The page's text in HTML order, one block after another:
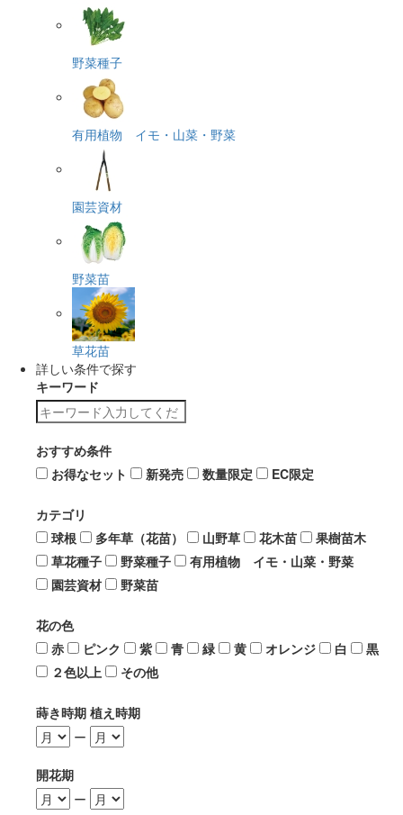
野菜種子
有用植物 イモ・山菜・野菜
園芸資材
野菜苗
草花苗
詳しい条件で探す
キーワード
おすすめ条件
お得なセット
新発売 数量限定 EC限定
カテゴリ
球根
多年草（花苗） 山野草 花木苗
果樹苗木
草花種子
野菜種子
有用植物 イモ・山菜・野菜
園芸資材
野菜苗
花の色
赤
ピンク 紫 青 緑 黄 オレンジ 白
黒
２色以上
その他
蒔き時期 植え時期
ー
開花期
ー